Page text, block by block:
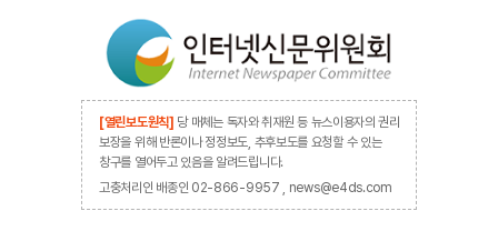
[열린보도원칙] 당 매체는 독자와 취재원 등 뉴스이용자의 권리
보장을 위해 반론이나 정정보도, 추후보도를 요청할 수 있는
창구를 열어두고 있음을 알려드립니다.
고충처리인 배종인 02-866-9957 , news@e4ds.com